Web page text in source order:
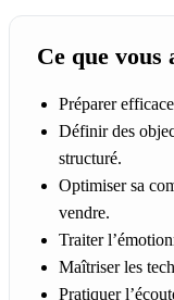
Ce que vous
Préparer
Définir des
structuré.
Optimiser sa
vendre.
Traiter
Maîtriser les
Pratiquer